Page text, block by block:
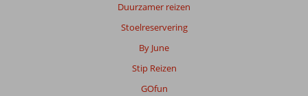
Duurzamer reizen
Stoelreservering
By June
Stip Reizen
GOfun